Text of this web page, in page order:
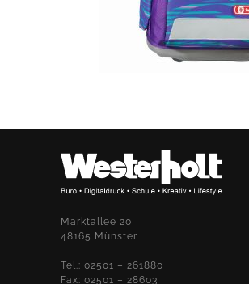
Marktallee 20
48165 Münster
Tel.: 02501 – 261880
Fax: 02501 – 28603